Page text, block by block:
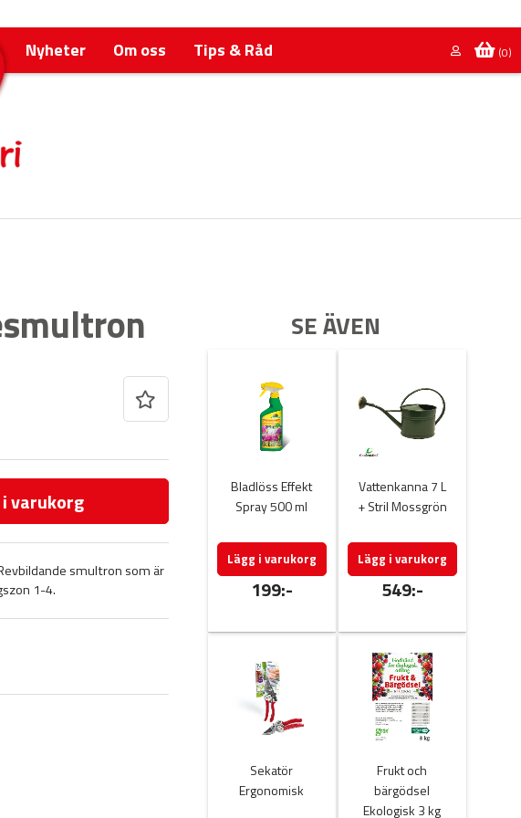
Nyheter Om oss Tips & Råd (0)
i varukorg
smultron som är
1-4.
SE ÄVEN
Bladlöss Effekt
Spray 500 ml
Lägg i varukorg
199:-
Vattenkanna 7 L
+ Stril Mossgrön
Lägg i varukorg
549:-
Sekatör
Ergonomisk
Frukt och
bärgödsel
Ekologisk 3 kg